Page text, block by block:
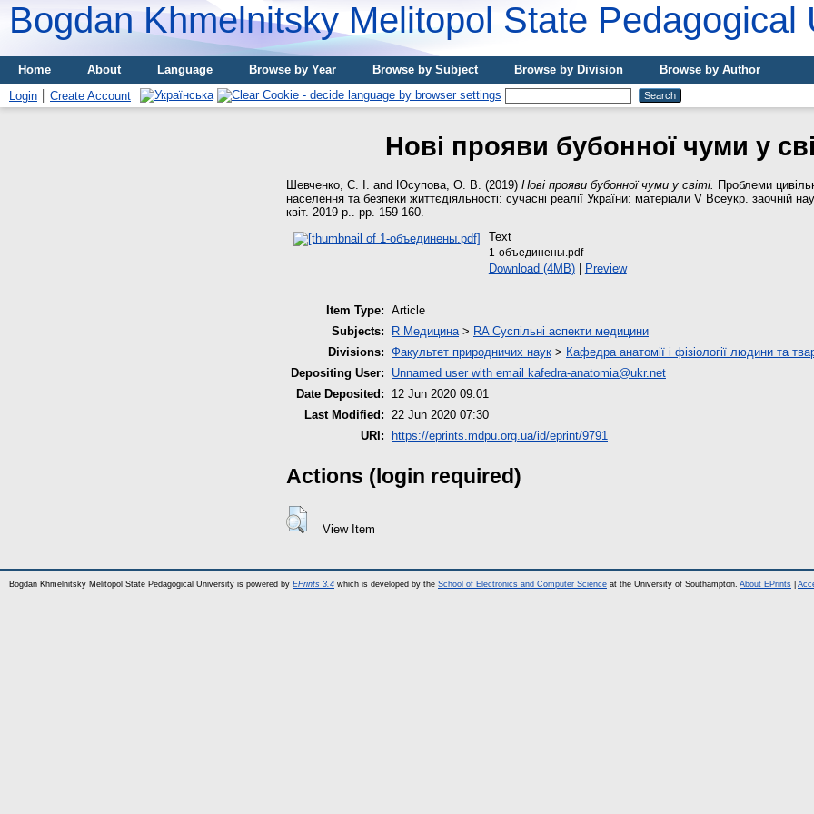
Bogdan Khmelnitsky Melitopol State Pedagogical
Home About Language Browse by Year Browse by Subject Browse by Division
Browse by Author
Login
Create Account
Нові прояви бубонної чуми у
Шевченко, С. І. and Юсупова, О. В. (2019) Нові прояви бубонної чуми у світі. Проблеми
населення та безпеки життєдіяльності: сучасні реалії України: матеріали V Всеукр. заочній
квіт. 2019 р.. pp. 159-160.
Text
1-объединены.pdf
Download (4MB)| Preview
Item Type: Article
Subjects:
R Медицина > RA Суспільні аспекти медицини
Divisions: Факультет природничих наук > Кафедра анатомії і фізіології людини та
Depositing User:
Unnamed user with email
kafedra-anatomia@ukr.net
Date Deposited:
12 Jun 2020 09:01
Last Modified:
22 Jun 2020 07:30
URI:
https://eprints.mdpu.org.ua/id/eprint/9791
Actions (login required)
View Item
Bogdan Khmelnitsky Melitopol State Pedagogical University is powered by EPrints 3.4 which is developed by the School of Electronics and Computer Science at the University of Southampton. About EPrints